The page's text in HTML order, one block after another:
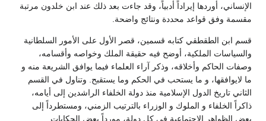
الإنساني، أوردها إيراداً أدبياً، وقد جاءت بعد ذلك عند ابن خلدون مرتبة
مقسمة وفق قواعد محددة ونتائج واضحة.
قسم ابن الطقطقي كتابه قسمين، قصر الأول على الأمور السلطانية
والسياسات الملكية، أوضح فيه حقيقة الملك وخواصه وأقسامه،
وصفات الحاكم وأخلاقه، وذكر آراء العلماء فيما يوافق الشريعة منه و
ما لايوافقها، و ما يستحب في الحكم وما يستقبح. وتناول في القسم
الثاني تاريخ الدول الإسلامية منذ دولة الخلفاء الراشدين إلى أيامه،
ذاكراً الخلفاء و الملوك و الوزراء بالترتيب الزمني، ومستطرداً إلى
بعض الظواهر الاجتماعية في كل دولة، مورداً بعض الحكايات